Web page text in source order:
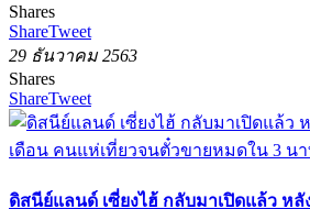
Shares
ShareTweet
29 ธันวาคม 2563
Shares
ShareTweet
ดิสนีย์แลนด์ เซี่ยงไฮ้ กลับมาเปิดแล้ว หลั